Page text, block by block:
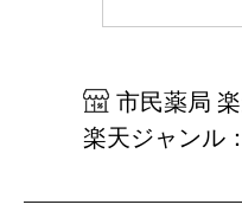
市民薬局
楽天ジャンル